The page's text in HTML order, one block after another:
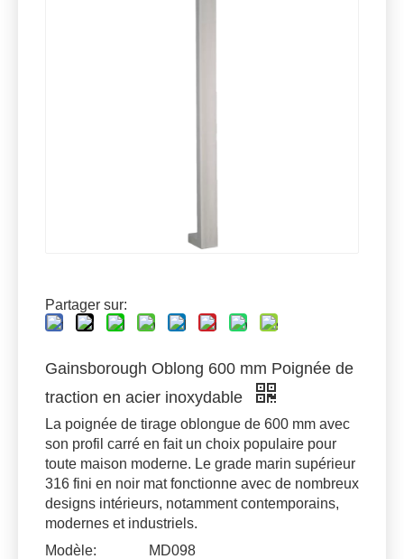
Partager sur:
Gainsborough Oblong 600 mm Poignée de
traction en acier inoxydable
La poignée de tirage oblongue de 600 mm avec
son profil carré en fait un choix populaire pour
toute maison moderne. Le grade marin supérieur
316 fini en noir mat fonctionne avec de nombreux
designs intérieurs, notamment contemporains,
modernes et industriels.
Modèle:
MD098